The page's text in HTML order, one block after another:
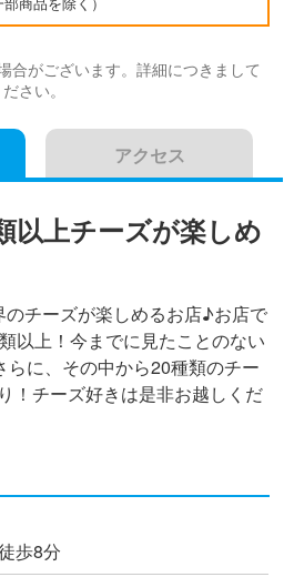
合がございます。詳細につきまして
さい。
アクセス
以上チーズが楽しめ
チーズが楽しめるお店♪お店で
以上！今までに見たことのない
に、その中から20種類のチー
！チーズ好きは是非お越しくだ
歩8分